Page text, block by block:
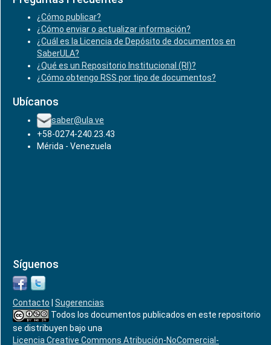
¿Cómo publicar?
¿Cómo enviar o actualizar información?
¿Cuál es la Licencia de Depósito de documentos en
SaberULA?
¿Qué es un Repositorio Institucional (RI)?
¿Cómo obtengo RSS por tipo de documentos?
Ubícanos
saber@ula.ve
+58-0274-240.23.43
Mérida - Venezuela
Síguenos
Contacto
Sugerencias
Todos los documentos publicados en este repositorio
se distribuyen bajo una
Licencia Creative Commons Atribución-NoComercial-